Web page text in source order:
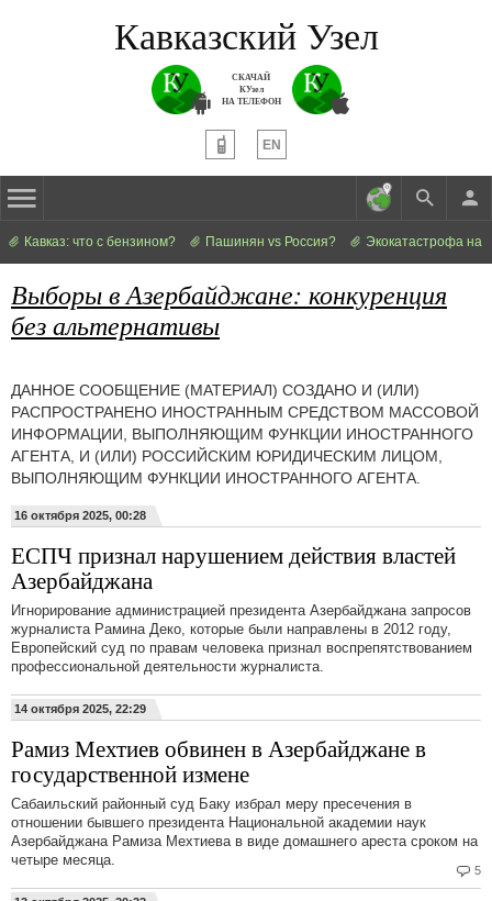
Кавказский Узел
СКАЧАЙ
КУзел
НА ТЕЛЕФОН
EN
Кавказ: что с бензином? Пашинян vs Россия? Экокатастрофа на
Выборы в Азербайджане: конкуренция
без альтернативы
ДАННОЕ СООБЩЕНИЕ (МАТЕРИАЛ) СОЗДАНО И (ИЛИ)
РАСПРОСТРАНЕНО ИНОСТРАННЫМ СРЕДСТВОМ МАССОВОЙ
ИНФОРМАЦИИ, ВЫПОЛНЯЮЩИМ ФУНКЦИИ ИНОСТРАННОГО
АГЕНТА, И (ИЛИ) РОССИЙСКИМ ЮРИДИЧЕСКИМ ЛИЦОМ,
ВЫПОЛНЯЮЩИМ ФУНКЦИИ ИНОСТРАННОГО АГЕНТА.
16 октября 2025, 00:28
ЕСПЧ признал нарушением действия властей
Азербайджана
Игнорирование администрацией президента Азербайджана запросов
журналиста Рамина Деко, которые были направлены в 2012 году,
Европейский суд по правам человека признал воспрепятствованием
профессиональной деятельности журналиста.
14 октября 2025, 22:29
5
Рамиз Мехтиев обвинен в Азербайджане в
государственной измене
Сабаильский районный суд Баку избрал меру пресечения в
отношении бывшего президента Национальной академии наук
Азербайджана Рамиза Мехтиева в виде домашнего ареста сроком на
четыре месяца.